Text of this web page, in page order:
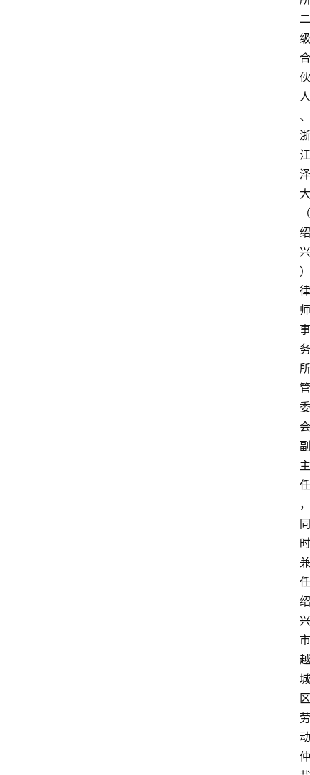
二
级
合
伙
人
、
浙
江
泽
大
（
绍
兴
）
律
师
事
务
所
管
委
会
副
主
任
，
同
时
兼
任
绍
兴
市
越
城
区
劳
动
仲